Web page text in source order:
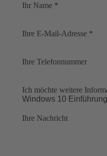
Ihr Name *
Ihre E-Mail-Adresse *
Ihre Telefonnummer
Ich möchte weitere
Ihre Nachricht